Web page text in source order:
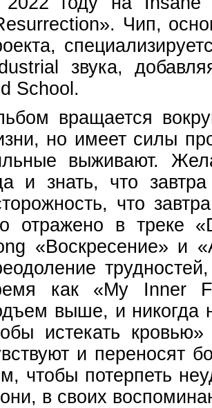
Чип,
звука,
School.
вращается
но имеет силы
выживают.
и знать, что
что
отражено в треке
«Воскресение» и
как «My Inner
выше, и никогда
истекать
и переносят
чтобы потерпеть
в своих